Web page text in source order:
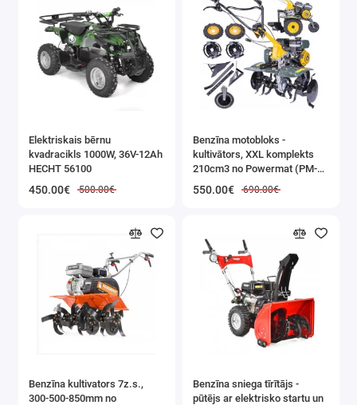
Elektriskais bērnu
kvadracikls 1000W, 36V-12Ah
HECHT 56100
450.00€ 500.00€
Benzīna motobloks -
kultivātors, XXL komplekts
210cm3 no Powermat (PM-
550.00€ 690.00€
Benzīna kultivators 7z.s.,
300-500-850mm no
Benzīna sniega tīrītājs -
pūtējs ar elektrisko startu un